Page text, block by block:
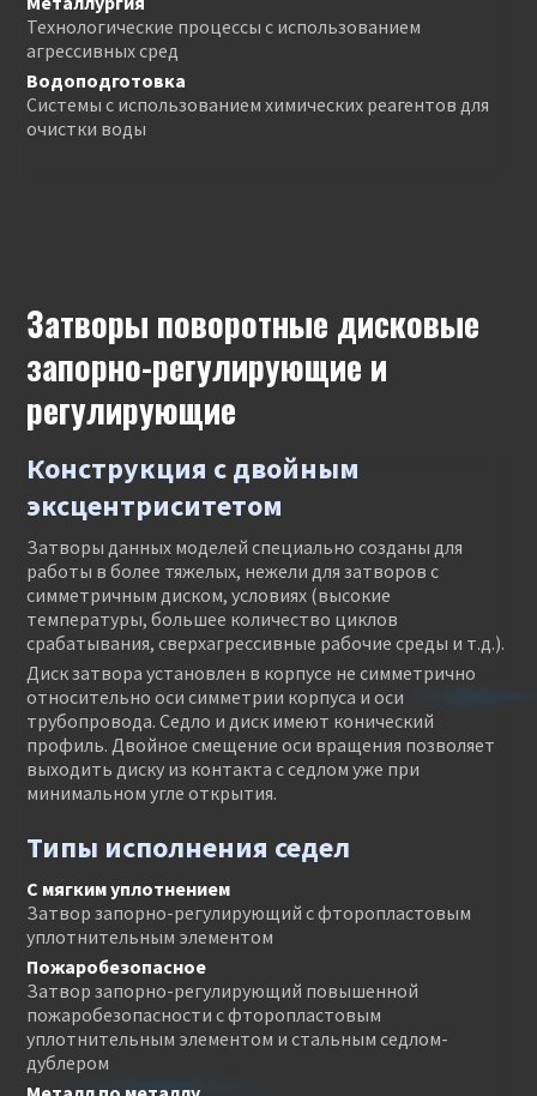
Технологические процессы с использованием
агрессивных сред
Водоподготовка
Системы с использованием химических реагентов для
очистки воды
Затворы поворотные дисковые
запорно-регулирующие и
регулирующие
Конструкция с двойным
эксцентриситетом
Затворы данных моделей специально созданы для
работы в более тяжелых, нежели для затворов с
симметричным диском, условиях (высокие
температуры, большее количество циклов
срабатывания, сверхагрессивные рабочие среды и т.д.).
Диск затвора установлен в корпусе не симметрично
относительно оси симметрии корпуса и оси
трубопровода. Седло и диск имеют конический
профиль. Двойное смещение оси вращения позволяет
выходить диску из контакта с седлом уже при
минимальном угле открытия.
Типы исполнения седел
С мягким уплотнением
Затвор запорно-регулирующий с фторопластовым
уплотнительным элементом
Пожаробезопасное
Затвор запорно-регулирующий повышенной
пожаробезопасности с фторопластовым
уплотнительным элементом и стальным седлом-
дублером